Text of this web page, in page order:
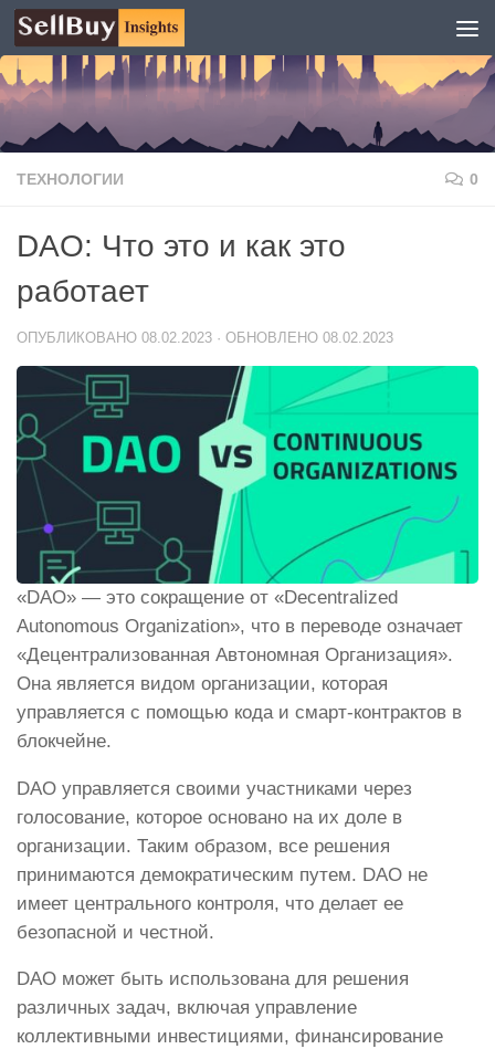
Перейти к содержимому
ТЕХНОЛОГИИ 0
DAO: Что это и как это
работает
ОПУБЛИКОВАНО 08.02.2023 · ОБНОВЛЕНО 08.02.2023
«DAO» — это сокращение от «Decentralized
Autonomous Organization», что в переводе означает
«Децентрализованная Автономная Организация».
Она является видом организации, которая
управляется с помощью кода и смарт-контрактов в
блокчейне.
DAO управляется своими участниками через
голосование, которое основано на их доле в
организации. Таким образом, все решения
принимаются демократическим путем. DAO не
имеет центрального контроля, что делает ее
безопасной и честной.
DAO может быть использована для решения
различных задач, включая управление
коллективными инвестициями, финансирование